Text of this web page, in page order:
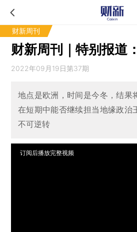
财新周刊
财新周刊｜特别报道
2022年09月19日第37期
地点是欧洲，时间是今冬，结果
在短期中能否继续担当地缘政治
不可逆转
订阅后播放完整视频